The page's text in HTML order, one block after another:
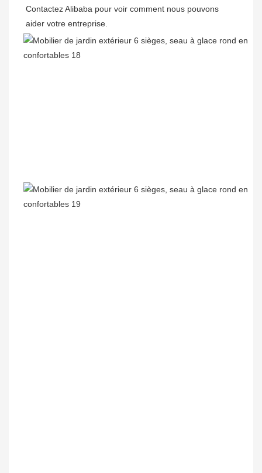
Contactez Alibaba pour voir comment nous pouvons